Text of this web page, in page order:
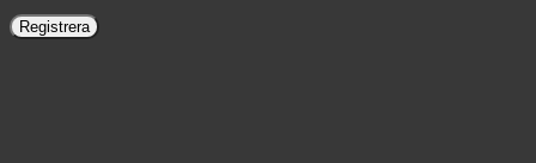
Registrera